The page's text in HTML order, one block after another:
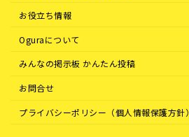
お役立ち情報
Oguraについて
みんなの掲示板 かんたん投稿
お問合せ
プライバシーポリシー（個人情報保護方針）